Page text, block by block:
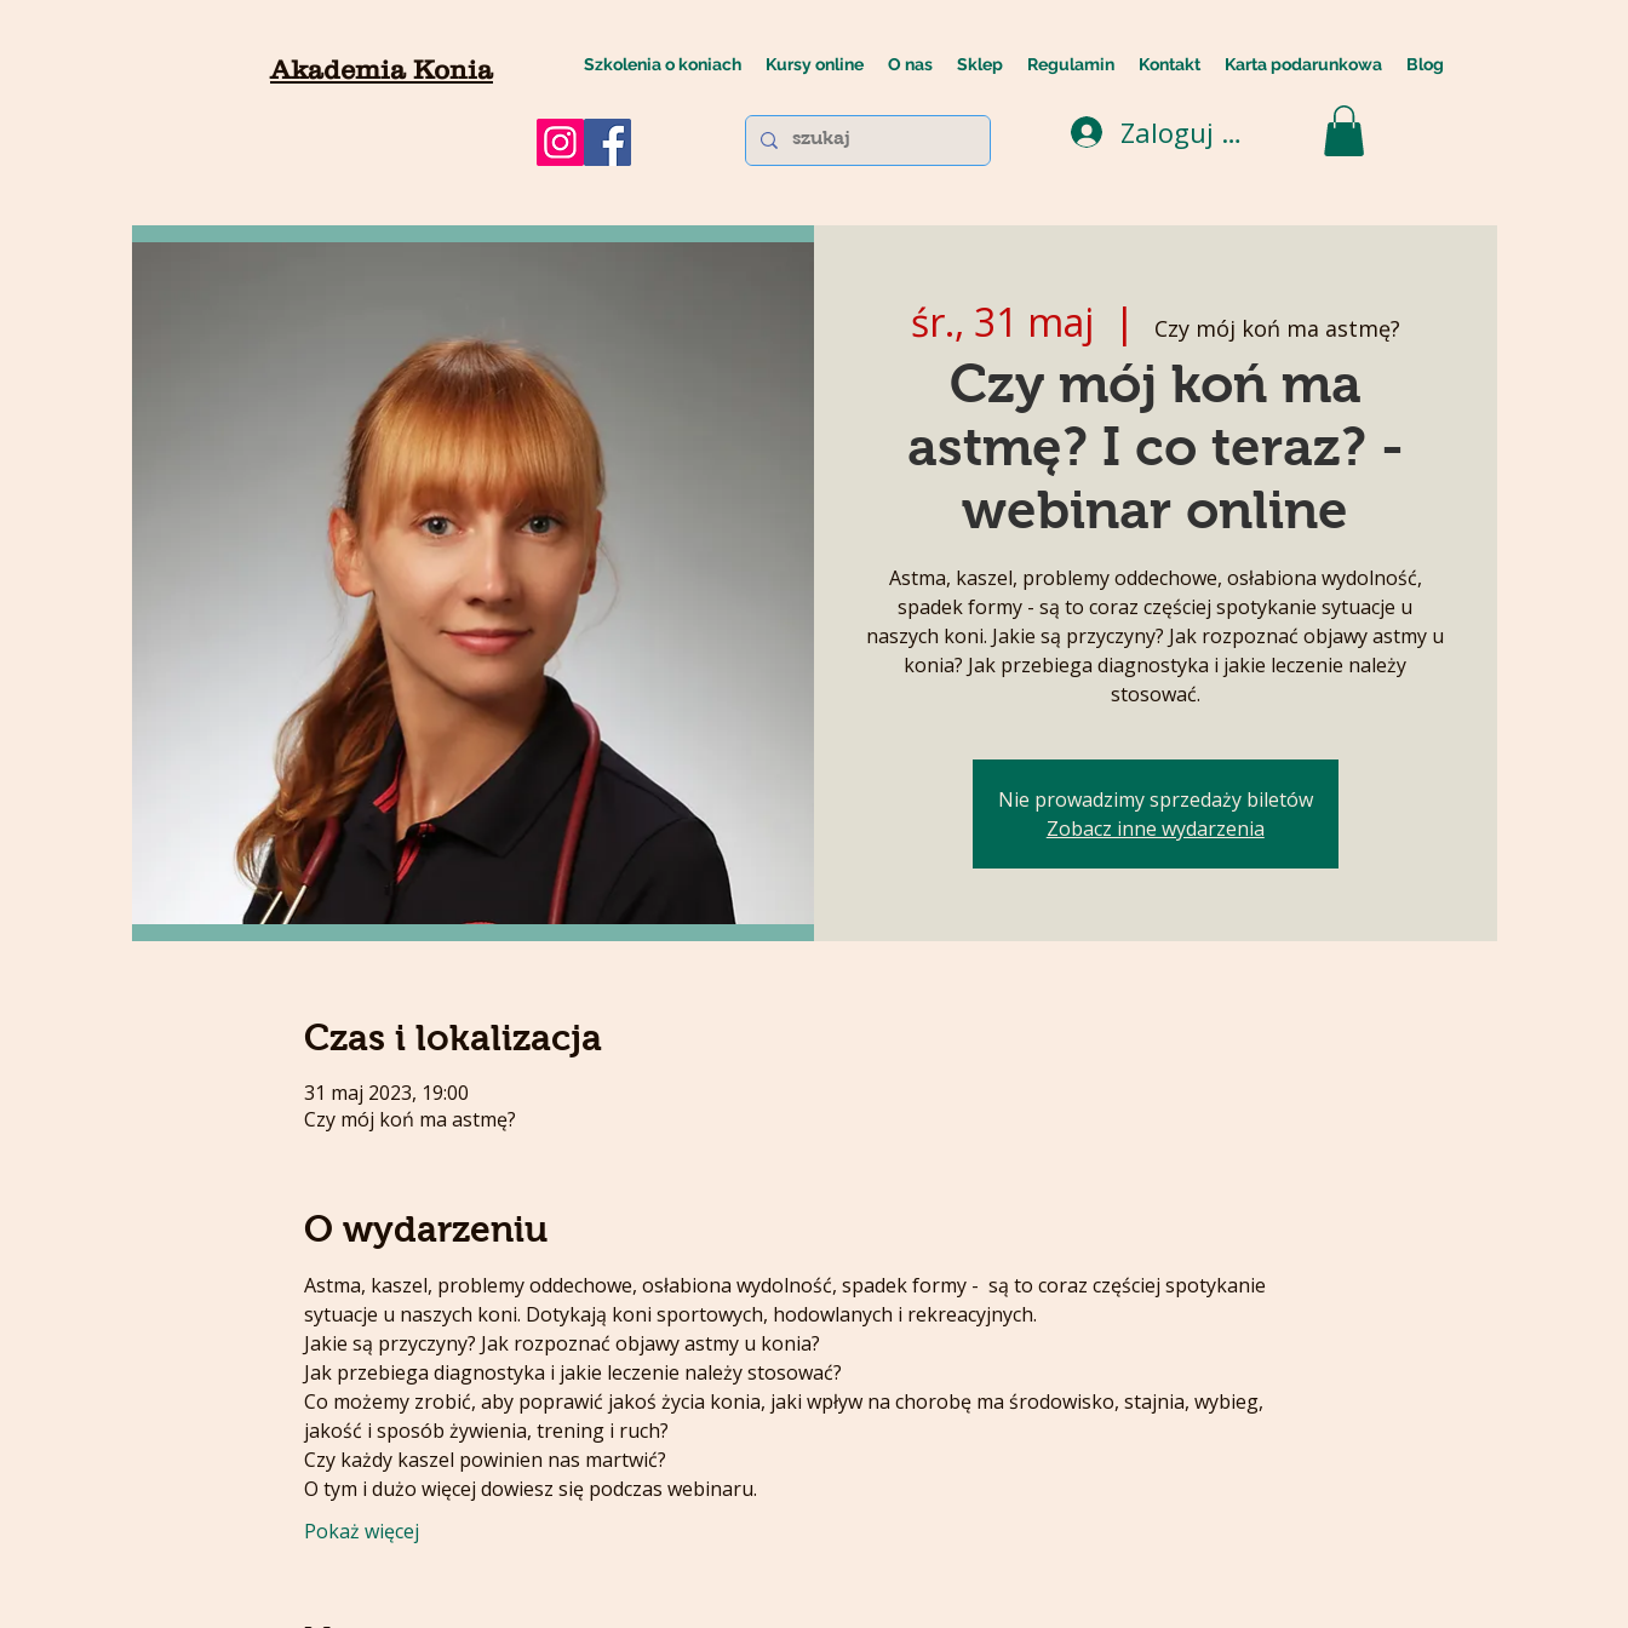
Akademia Konia Szkolenia o koniach Kursy online O nas Sklep Regulamin Kontakt Karta podarunkowa Blog
Zaloguj się
śr., 31 maj
  |
Czy mój koń ma astmę?
Czy mój koń ma
astmę? I co teraz? -
webinar online
Astma, kaszel, problemy oddechowe, osłabiona wydolność,
spadek formy - są to coraz częściej spotykanie sytuacje u
naszych koni. Jakie są przyczyny? Jak rozpoznać objawy astmy u
konia? Jak przebiega diagnostyka i jakie leczenie należy
stosować.
Nie prowadzimy sprzedaży biletów
Zobacz inne wydarzenia
Czas i lokalizacja
31 maj 2023, 19:00
Czy mój koń ma astmę?
O wydarzeniu
Astma, kaszel, problemy oddechowe, osłabiona wydolność, spadek formy -  są to coraz częściej spotykanie
sytuacje u naszych koni. Dotykają koni sportowych, hodowlanych i rekreacyjnych.
Jakie są przyczyny? Jak rozpoznać objawy astmy u konia?
Jak przebiega diagnostyka i jakie leczenie należy stosować?
Co możemy zrobić, aby poprawić jakoś życia konia, jaki wpływ na chorobę ma środowisko, stajnia, wybieg,
jakość i sposób żywienia, trening i ruch?
Czy każdy kaszel powinien nas martwić?
O tym i dużo więcej dowiesz się podczas webinaru.
Pokaż więcej